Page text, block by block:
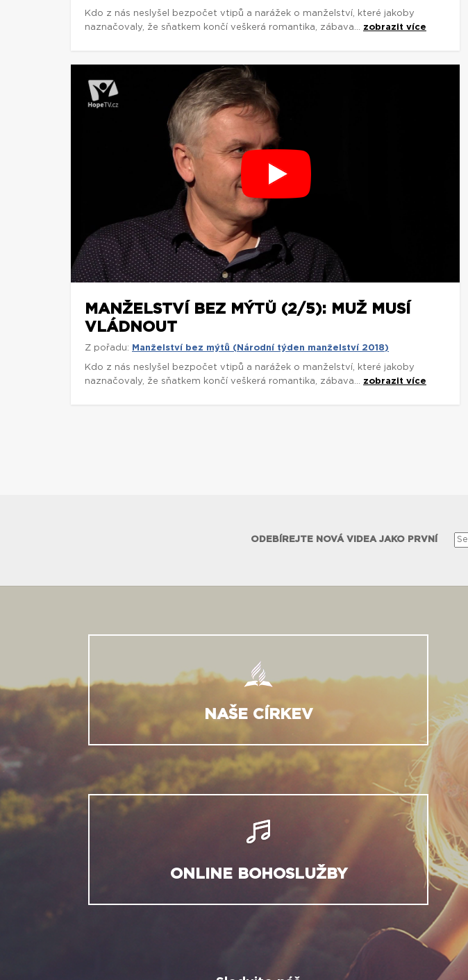
Kdo z nás neslyšel bezpočet vtipů a narážek o manželství, které jakoby
naznačovaly, že sňatkem končí veškerá romantika, zábava... zobrazit více
MANŽELSTVÍ BEZ MÝTŮ (2/5): MUŽ MUSÍ
VLÁDNOUT
Z pořadu: Manželství bez mýtů (Národní týden manželství 2018)
Kdo z nás neslyšel bezpočet vtipů a narážek o manželství, které jakoby
naznačovaly, že sňatkem končí veškerá romantika, zábava... zobrazit více
ODEBÍREJTE NOVÁ VIDEA JAKO PRVNÍ
NAŠE CÍRKEV
ONLINE BOHOSLUŽBY